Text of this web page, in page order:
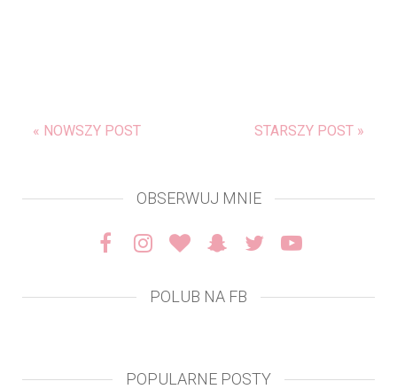
« NOWSZY POST STARSZY POST »
OBSERWUJ MNIE
POLUB NA FB
POPULARNE POSTY